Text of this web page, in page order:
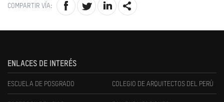
COMPARTIR VÍA:
ENLACES DE INTERÉS
ESCUELA DE POSGRADO COLEGIO DE ARQUITECTOS DEL PERÚ